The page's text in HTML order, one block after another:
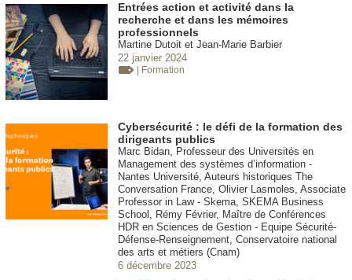
Entrées action et activité dans la
recherche et dans les mémoires
professionnels
Martine Dutoit et Jean-Marie Barbier
22 janvier 2024
| Formation
Cybersécurité : le défi de la formation des
dirigeants publics
Marc Bidan, Professeur des Universités en
Management des systèmes d’information -
Nantes Université, Auteurs historiques The
Conversation France, Olivier Lasmoles, Associate
Professor in Law - Skema, SKEMA Business
School, Rémy Février, Maître de Conférences
HDR en Sciences de Gestion - Equipe Sécurité-
Défense-Renseignement, Conservatoire national
des arts et métiers (Cnam)
6 décembre 2023